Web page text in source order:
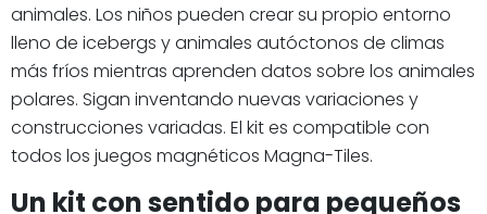
animales. Los niños pueden crear su propio entorno
lleno de icebergs y animales autóctonos de climas
más fríos mientras aprenden datos sobre los animales
polares. Sigan inventando nuevas variaciones y
construcciones variadas. El kit es compatible con
todos los juegos magnéticos Magna-Tiles.
Un kit con sentido para pequeños